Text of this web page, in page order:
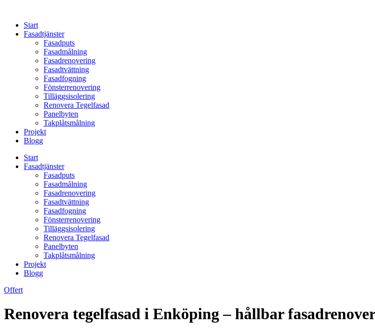
contentStart
Fasadtjänster
Fasadputs
Fasadmålning
Fasadrenovering
Fasadtvättning
Fasadfogning
Fönsterrenovering
Tilläggsisolering
Renovera Tegelfasad
Panelbyten
Takplåtsmålning
Projekt
Blogg
Start
Fasadtjänster
Fasadputs
Fasadmålning
Fasadrenovering
Fasadtvättning
Fasadfogning
Fönsterrenovering
Tilläggsisolering
Renovera Tegelfasad
Panelbyten
Takplåtsmålning
Projekt
Blogg
Offert
Renovera tegelfasad i Enköping – hållbar